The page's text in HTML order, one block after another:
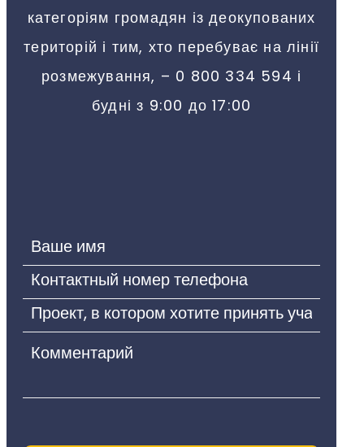
категоріям громадян із деокупованих
територій і тим, хто перебуває на лінії
розмежування, – 0 800 334 594 і
будні з 9:00 до 17:00